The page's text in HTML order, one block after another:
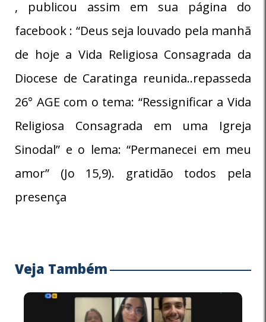
, publicou assim em sua página do
facebook : “Deus seja louvado pela manhã
de hoje a Vida Religiosa Consagrada da
Diocese de Caratinga reunida..repasseda
26° AGE com o tema: “Ressignificar a Vida
Religiosa Consagrada em uma Igreja
Sinodal” e o lema: “Permanecei em meu
amor” (Jo 15,9). gratidão todos pela
presença
Veja Também